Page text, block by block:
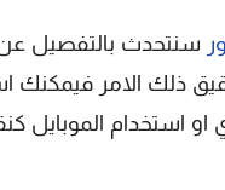
سنتحدث بالتفصيل
ذلك الامر فيمكنك
او استخدام الموبايل